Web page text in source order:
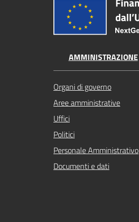
AMMINISTRAZIONE
Organi di governo
Aree amministrative
Uffici
Politici
Personale Amministrativo
Documenti e dati